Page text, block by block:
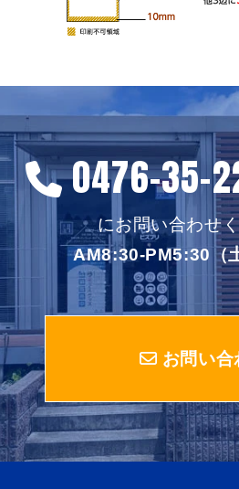
0476-35-
にお問い合わせ
AM8:30-PM5:30（
お問い合